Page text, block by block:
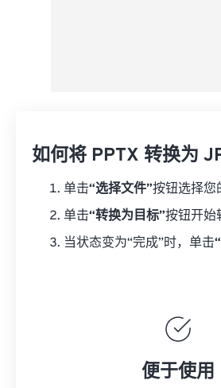
如何将 PPTX 转换为
单击“选择文件”按钮选择您
单击“转换为目标”按钮开始
当状态变为“完成”时，单击
便于使用